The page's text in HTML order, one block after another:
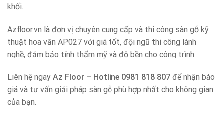
khối.
Azfloor.vn là đơn vị chuyên cung cấp và thi công sàn gỗ kỹ
thuật hoa văn AP027 với giá tốt, đội ngũ thi công lành
nghề, đảm bảo tính thẩm mỹ và độ bền cho công trình.
Liên hệ ngay Az Floor – Hotline 0981 818 807 để nhận báo
giá và tư vấn giải pháp sàn gỗ phù hợp nhất cho không gian
của bạn.